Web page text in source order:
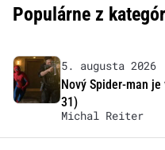
Populárne z
5. augusta 2026
Nový Spider-man
31)
Michal Reiter